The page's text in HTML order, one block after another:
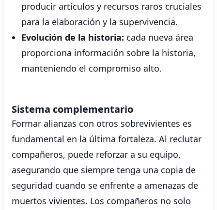
producir artículos y recursos raros cruciales
para la elaboración y la supervivencia.
Evolución de la historia: cada nueva área
proporciona información sobre la historia,
manteniendo el compromiso alto.
Sistema complementario
Formar alianzas con otros sobrevivientes es
fundamental en la última fortaleza. Al reclutar
compañeros, puede reforzar a su equipo,
asegurando que siempre tenga una copia de
seguridad cuando se enfrente a amenazas de
muertos vivientes. Los compañeros no solo